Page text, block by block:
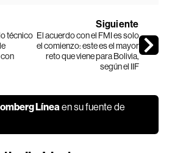
técnico
Siguiente
El acuerdo con el FMI es solo
el comienzo: este es el mayor
reto que viene para Bolivia,
según el IIF
Línea en su fuente de